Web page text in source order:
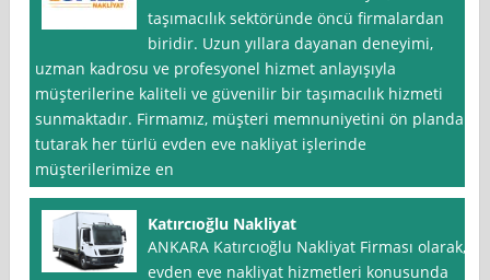
taşımacılık sektöründe öncü firmalardan
biridir. Uzun yıllara dayanan deneyimi,
uzman kadrosu ve profesyonel hizmet anlayışıyla
müşterilerine kaliteli ve güvenilir bir taşımacılık hizmeti
sunmaktadır. Firmamız, müşteri memnuniyetini ön planda
tutarak her türlü evden eve nakliyat işlerinde
müşterilerimize en
Katırcıoğlu Nakliyat
ANKARA Katırcıoğlu Nakliyat Firması olarak,
evden eve nakliyat hizmetleri konusunda